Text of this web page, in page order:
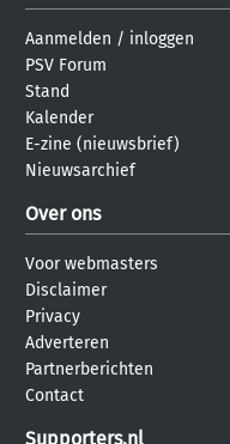
Aanmelden / inloggen
PSV Forum
Stand
Kalender
E-zine (nieuwsbrief)
Nieuwsarchief
Over ons
Voor webmasters
Disclaimer
Privacy
Adverteren
Partnerberichten
Contact
Supporters.nl